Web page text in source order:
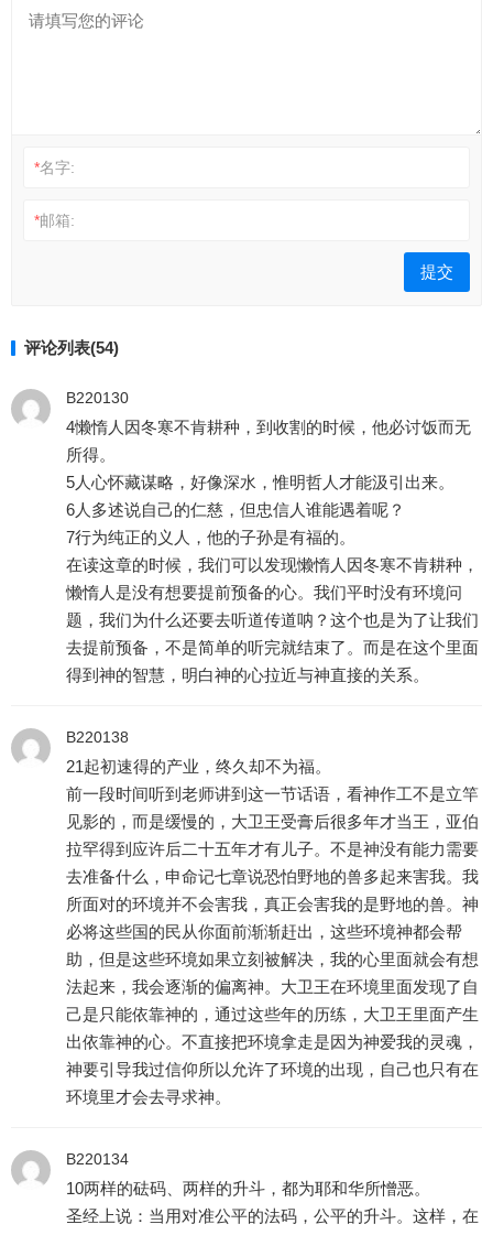
*名字:
*邮箱:
评论列表(54)
B220130
4懒惰人因冬寒不肯耕种，到收割的时候，他必讨饭而无
所得。
5人心怀藏谋略，好像深水，惟明哲人才能汲引出来。
6人多述说自己的仁慈，但忠信人谁能遇着呢？
7行为纯正的义人，他的子孙是有福的。
在读这章的时候，我们可以发现懒惰人因冬寒不肯耕种，
懒惰人是没有想要提前预备的心。我们平时没有环境问
题，我们为什么还要去听道传道呐？这个也是为了让我们
去提前预备，不是简单的听完就结束了。而是在这个里面
得到神的智慧，明白神的心拉近与神直接的关系。
B220138
21起初速得的产业，终久却不为福。
前一段时间听到老师讲到这一节话语，看神作工不是立竿
见影的，而是缓慢的，大卫王受膏后很多年才当王，亚伯
拉罕得到应许后二十五年才有儿子。不是神没有能力需要
去准备什么，申命记七章说恐怕野地的兽多起来害我。我
所面对的环境并不会害我，真正会害我的是野地的兽。神
必将这些国的民从你面前渐渐赶出，这些环境神都会帮
助，但是这些环境如果立刻被解决，我的心里面就会有想
法起来，我会逐渐的偏离神。大卫王在环境里面发现了自
己是只能依靠神的，通过这些年的历练，大卫王里面产生
出依靠神的心。不直接把环境拿走是因为神爱我的灵魂，
神要引导我过信仰所以允许了环境的出现，自己也只有在
环境里才会去寻求神。
B220134
10两样的砝码、两样的升斗，都为耶和华所憎恶。
圣经上说：当用对准公平的法码，公平的升斗。这样，在